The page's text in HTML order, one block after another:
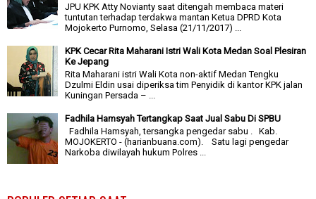
JPU KPK Atty Novianty saat ditengah membaca materi
tuntutan terhadap terdakwa mantan Ketua DPRD Kota
Mojokerto Purnomo, Selasa (21/11/2017) ...
KPK Cecar Rita Maharani Istri Wali Kota Medan Soal Plesiran
Ke Jepang
Rita Maharani istri Wali Kota non-aktif Medan Tengku
Dzulmi Eldin usai diperiksa tim Penyidik di kantor KPK jalan
Kuningan Persada – ...
Fadhila Hamsyah Tertangkap Saat Jual Sabu Di SPBU
Fadhila Hamsyah, tersangka pengedar sabu . Kab.
MOJOKERTO - (harianbuana.com). Satu lagi pengedar
Narkoba diwilayah hukum Polres ...